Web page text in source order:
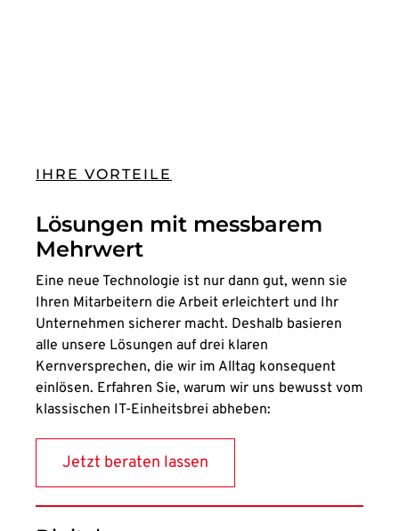
IHRE VORTEILE
Lösungen mit messbarem
Mehrwert
Eine neue Technologie ist nur dann gut, wenn sie
Ihren Mitarbeitern die Arbeit erleichtert und Ihr
Unternehmen sicherer macht. Deshalb basieren
alle unsere Lösungen auf drei klaren
Kernversprechen, die wir im Alltag konsequent
einlösen. Erfahren Sie, warum wir uns bewusst vom
klassischen IT-Einheitsbrei abheben:
Jetzt beraten lassen